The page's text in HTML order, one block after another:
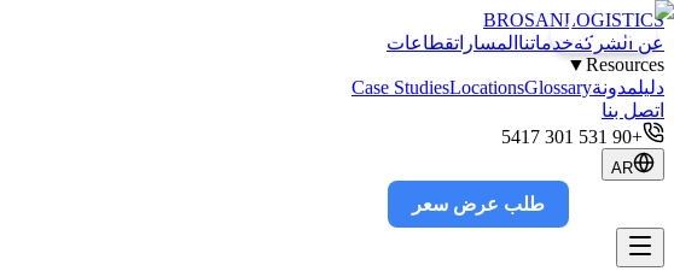
BROSANLOGISTICS
عن الشركةخدماتنا المساراتقطاعات
Resources
▼
دليلمدونة Case StudiesLocationsGlossary
اتصل بنا
+90 531 301 5417
AR
طلب عرض سعر
يفتتح قريباً
يفتتح قريباً